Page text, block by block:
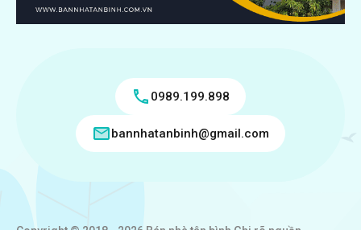
0989.199.898
bannhatanbinh@gmail.com